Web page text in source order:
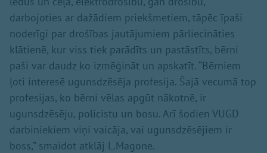
darbojoties ar dažādiem priekšmetiem, tāpēc īpaši
noderīgi par drošības jautājumiem pārliecināties
klātienē, kur viss tiek parādīts un pastāstīts, bērni
paši var daudz ko izmēģināt un apskatīt. “Bērniem
ļoti interesē ugunsdzēsēja profesija. Šajā vecumā top
profesijas, ko bērni vēlas apgūt nākotnē, ir
ugunsdzēsēju, policistu un bosu. Arī šodien VUGD
darbiniekiem viņi vaicāja, vai ugunsdzēsējiem ir
boss,” smaidot atklāj L.Magone.